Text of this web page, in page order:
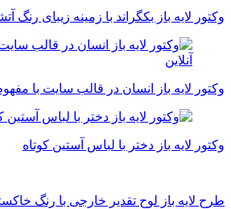
وکتور لایه باز بکگراند با زمینه زیبای رنگ
وکتور لایه باز انسان در قالب سایت با
وکتور لایه باز دختر با لباس آستین کوتاه
طرح لایه باز لوح تقدیر خارجی با رنگ